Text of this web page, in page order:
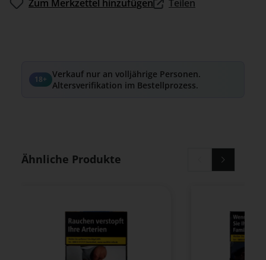
Zum Merkzettel hinzufügen Teilen
18+ Verkauf nur an volljährige Personen.
Altersverifikation im Bestellprozess.
Produktgalerie überspringen
Ähnliche Produkte